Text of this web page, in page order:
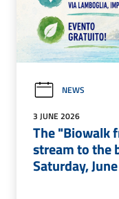
NEWS
3 JUNE 2026
The "Biowalk
stream to the
Saturday,